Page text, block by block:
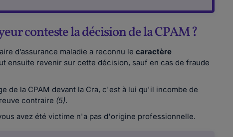
conteste la décision de la CPAM ?
d’assurance maladie a reconnu lecaractère
ensuite revenir sur cette décision, sauf en cas de fraude
de la CPAM devant la Cra, c'est à lui qu'il incombe de
contraire (5).
avez été victime n'a pas d'origine professionnelle.